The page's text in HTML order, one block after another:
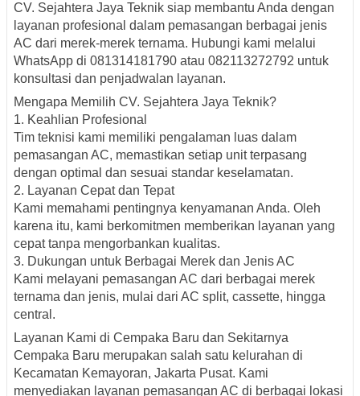
CV. Sejahtera Jaya Teknik siap membantu Anda dengan
layanan profesional dalam pemasangan berbagai jenis
AC dari merek-merek ternama. Hubungi kami melalui
WhatsApp di 081314181790 atau 082113272792 untuk
konsultasi dan penjadwalan layanan.
Mengapa Memilih CV. Sejahtera Jaya Teknik?
1. Keahlian Profesional
Tim teknisi kami memiliki pengalaman luas dalam
pemasangan AC, memastikan setiap unit terpasang
dengan optimal dan sesuai standar keselamatan.
2. Layanan Cepat dan Tepat
Kami memahami pentingnya kenyamanan Anda. Oleh
karena itu, kami berkomitmen memberikan layanan yang
cepat tanpa mengorbankan kualitas.
3. Dukungan untuk Berbagai Merek dan Jenis AC
Kami melayani pemasangan AC dari berbagai merek
ternama dan jenis, mulai dari AC split, cassette, hingga
central.
Layanan Kami di Cempaka Baru dan Sekitarnya
Cempaka Baru merupakan salah satu kelurahan di
Kecamatan Kemayoran, Jakarta Pusat. Kami
menyediakan layanan pemasangan AC di berbagai lokasi